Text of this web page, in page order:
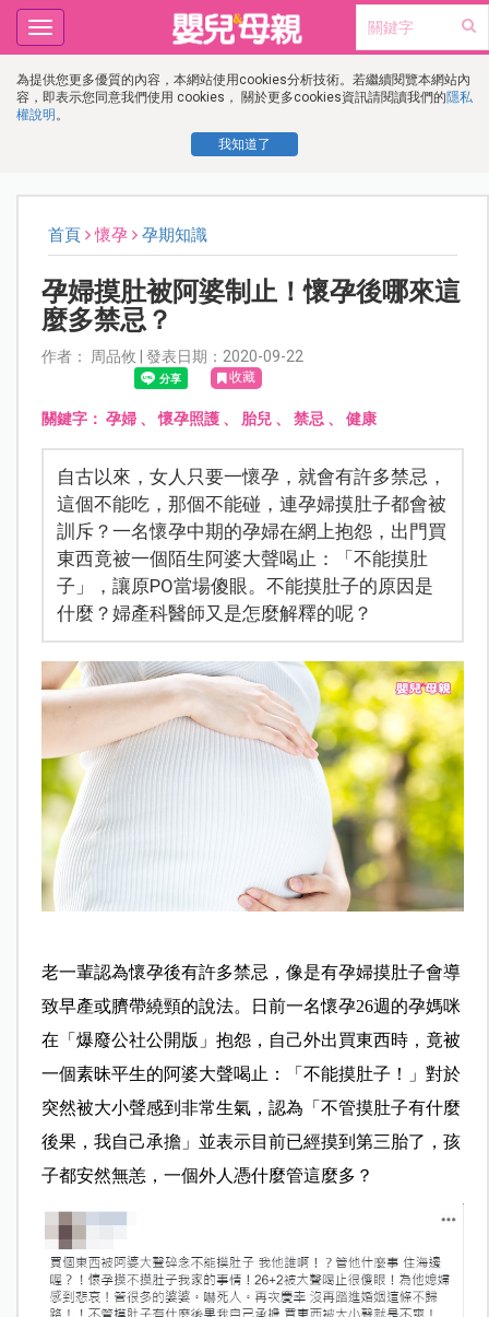
為提供您更多優質的內容，本網站使用cookies分析技術。若繼續閱覽本網站內
容，即表示您同意我們使用 cookies， 關於更多cookies資訊請閱讀我們的隱私
權說明 。
我知道了
Toggle
navigation
首頁 懷孕 孕期知識
孕婦摸肚被阿婆制止！懷孕後哪來這
麼多禁忌？
作者： 周品攸 | 發表日期：2020-09-22
收藏
關鍵字： 孕婦、懷孕照護、 胎兒、 禁忌 、 健康
自古以來，女人只要一懷孕，就會有許多禁忌，
這個不能吃，那個不能碰，連孕婦摸肚子都會被
訓斥？一名懷孕中期的孕婦在網上抱怨，出門買
東西竟被一個陌生阿婆大聲喝止：「不能摸肚
子」，讓原PO當場傻眼。不能摸肚子的原因是
什麼？婦產科醫師又是怎麼解釋的呢？
老一輩認為懷孕後有許多禁忌，像是有孕婦摸肚子會導
致早產或臍帶繞頸的說法。日前一名懷孕26週的孕媽咪
在「爆廢公社公開版」抱怨，自己外出買東西時，竟被
一個素昧平生的阿婆大聲喝止：「不能摸肚子！」對於
突然被大小聲感到非常生氣，認為「不管摸肚子有什麼
後果，我自己承擔」並表示目前已經摸到第三胎了，孩
子都安然無恙，一個外人憑什麼管這麼多？